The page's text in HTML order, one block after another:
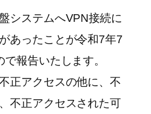
システムへVPN接続に
あったことが令和7年7
報告いたします。
正アクセスの他に、不
不正アクセスされた可